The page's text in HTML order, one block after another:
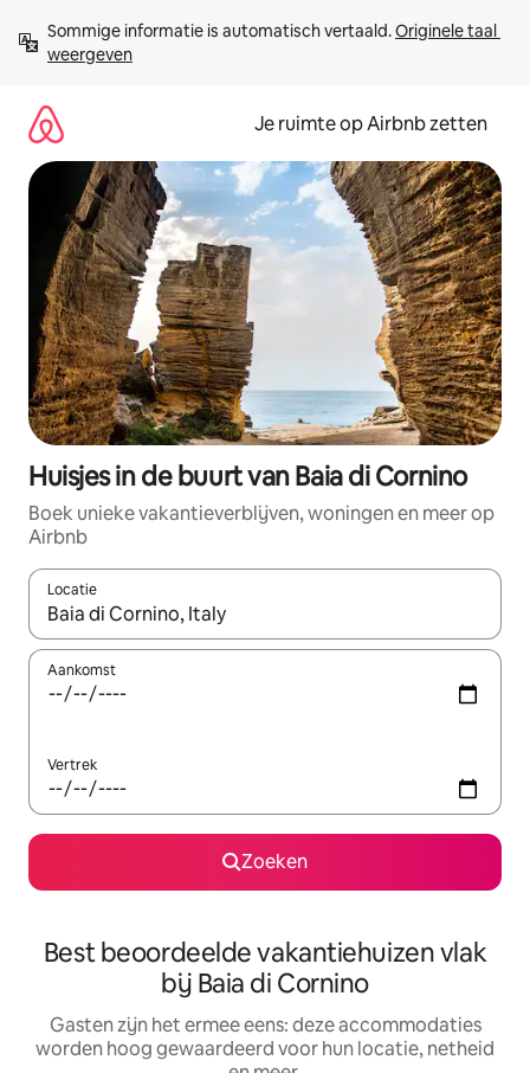
direct
naar
Sommige informatie is automatisch vertaald. Originele taal
weergeven
Je ruimte op Airbnb zetten
Huisjes in de buurt van Baia di Cornino
Boek unieke vakantieverblijven, woningen en meer op
Airbnb
Locatie
Wanneer er suggesties beschikbaar zijn, maak je een keuze
Aankomst
Vertrek
Zoeken
Best beoordeelde vakantiehuizen vlak
bij Baia di Cornino
Gasten zijn het ermee eens: deze accommodaties
worden hoog gewaardeerd voor hun locatie, netheid